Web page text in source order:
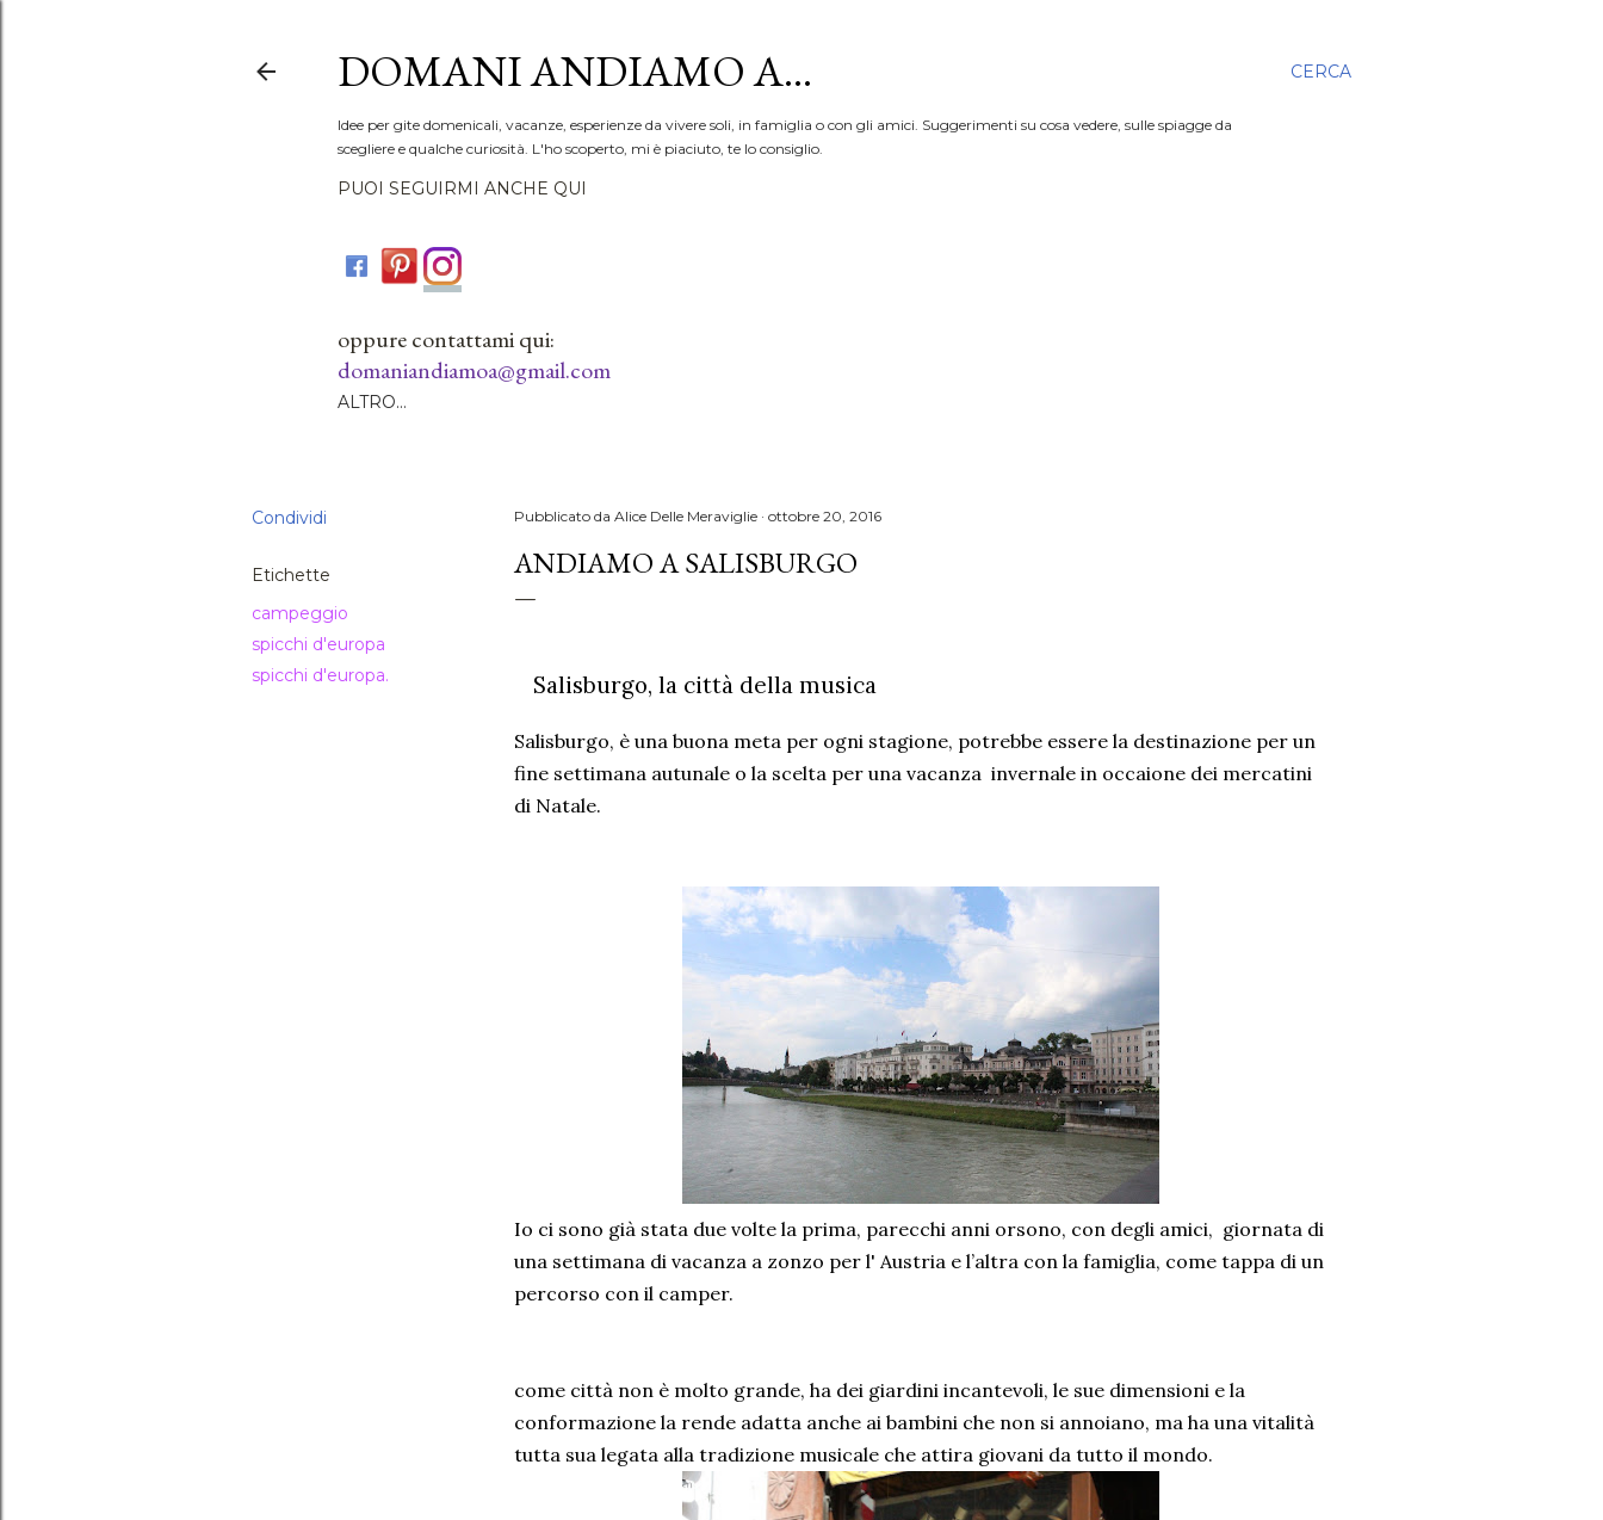
CERCA
DOMANI ANDIAMO A...
Idee per gite domenicali, vacanze, esperienze da vivere soli, in famiglia o con gli amici. Suggerimenti su cosa vedere, sulle spiagge da
scegliere e qualche curiosità. L'ho scoperto, mi è piaciuto, te lo consiglio.
PUOI SEGUIRMI ANCHE QUI
oppure contattami qui:
domaniandiamoa@gmail.com
ALTRO…
Condividi
Etichette
campeggio
spicchi d'europa
spicchi d'europa.
Pubblicato da Alice Delle Meraviglie ottobre 20, 2016
ANDIAMO A SALISBURGO
Salisburgo, la città della musica
Salisburgo, è una buona meta per ogni stagione, potrebbe essere la destinazione per un
fine settimana autunale o la scelta per una vacanza invernale in occaione dei mercatini
di Natale.
Io ci sono già stata due volte la prima, parecchi anni orsono, con degli amici, giornata di
una settimana di vacanza a zonzo per l' Austria e l’altra con la famiglia, come tappa di un
percorso con il camper.
come città non è molto grande, ha dei giardini incantevoli, le sue dimensioni e la
conformazione la rende adatta anche ai bambini che non si annoiano, ma ha una vitalità
tutta sua legata alla tradizione musicale che attira giovani da tutto il mondo.